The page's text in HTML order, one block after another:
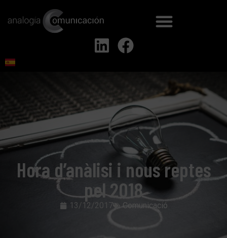
Hora d’anàlisi i nous reptes
pel 2018
13/12/2017 Comunicació